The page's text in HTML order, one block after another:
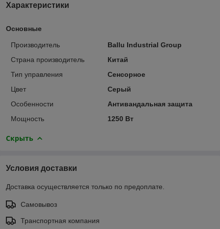
Характеристики
Основные
Производитель
Ballu Industrial Group
Страна производитель
Китай
Тип управления
Сенсорное
Цвет
Серый
Особенности
Антивандальная защита
Мощность
1250 Вт
Скрыть
Условия доставки
Доставка осуществляется только по предоплате.
Самовывоз
Транспортная компания